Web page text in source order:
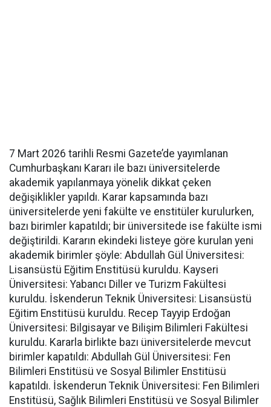
7 Mart 2026 tarihli Resmi Gazete’de yayımlanan
Cumhurbaşkanı Kararı ile bazı üniversitelerde
akademik yapılanmaya yönelik dikkat çeken
değişiklikler yapıldı. Karar kapsamında bazı
üniversitelerde yeni fakülte ve enstitüler kurulurken,
bazı birimler kapatıldı; bir üniversitede ise fakülte ismi
değiştirildi. Kararın ekindeki listeye göre kurulan yeni
akademik birimler şöyle: Abdullah Gül Üniversitesi:
Lisansüstü Eğitim Enstitüsü kuruldu. Kayseri
Üniversitesi: Yabancı Diller ve Turizm Fakültesi
kuruldu. İskenderun Teknik Üniversitesi: Lisansüstü
Eğitim Enstitüsü kuruldu. Recep Tayyip Erdoğan
Üniversitesi: Bilgisayar ve Bilişim Bilimleri Fakültesi
kuruldu. Kararla birlikte bazı üniversitelerde mevcut
birimler kapatıldı: Abdullah Gül Üniversitesi: Fen
Bilimleri Enstitüsü ve Sosyal Bilimler Enstitüsü
kapatıldı. İskenderun Teknik Üniversitesi: Fen Bilimleri
Enstitüsü, Sağlık Bilimleri Enstitüsü ve Sosyal Bilimler